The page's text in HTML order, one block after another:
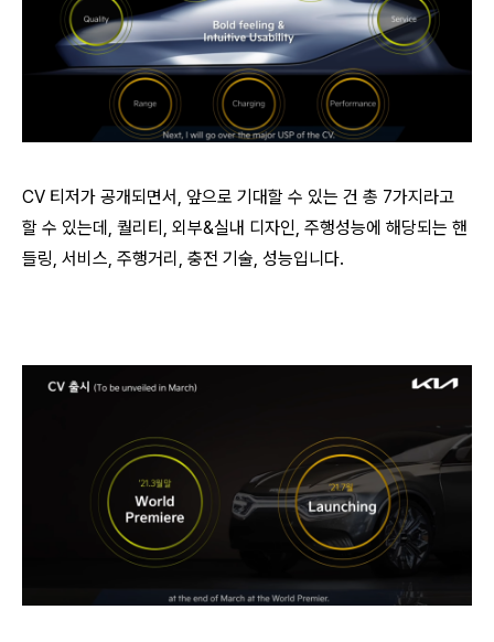
CV 티저가 공개되면서, 앞으로 기대할 수 있는 건 총 7가지라고
할 수 있는데, 퀄리티, 외부&실내 디자인, 주행성능에 해당되는 핸
들링, 서비스, 주행거리, 충전 기술, 성능입니다.